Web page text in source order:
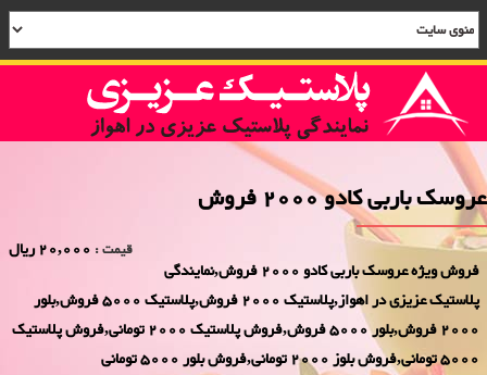
عروسک باربی کادو 2000 فروش
قیمت : 20,000 ریال
فروش ویژه عروسک باربی کادو 2000 فروش,نمایندگی
پلاستیک عزیزی در اهواز,پلاستیک 2000 فروش,پلاستیک 5000 فروش,بلور
2000 فروش,بلور 5000 فروش,فروش پلاستیک 2000 تومانی,فروش پلاستیک
5000 تومانی,فروش بلوز 2000 تومانی,فروش بلور 5000 تومانی